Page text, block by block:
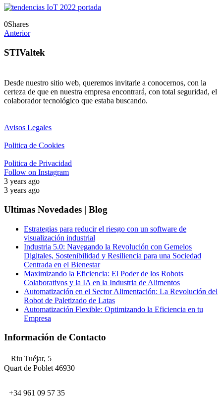
0Shares
Anterior
STIValtek
Desde nuestro sitio web, queremos invitarle a conocernos, con la
certeza de que en nuestra empresa encontrará, con total seguridad, el
colaborador tecnológico que estaba buscando.
Avisos Legales
Politica de Cookies
Politica de Privacidad
Follow on Instagram
3 years ago
3 years ago
Ultimas Novedades | Blog
Estrategias para reducir el riesgo con un software de
visualización industrial
Industria 5.0: Navegando la Revolución con Gemelos
Digitales, Sostenibilidad y Resiliencia para una Sociedad
Centrada en el Bienestar
Maximizando la Eficiencia: El Poder de los Robots
Colaborativos y la IA en la Industria de Alimentos
Automatización en el Sector Alimentación: La Revolución del
Robot de Paletizado de Latas
Automatización Flexible: Optimizando la Eficiencia en tu
Empresa
Información de Contacto
Riu Tuéjar, 5
Quart de Poblet 46930
+34 961 09 57 35